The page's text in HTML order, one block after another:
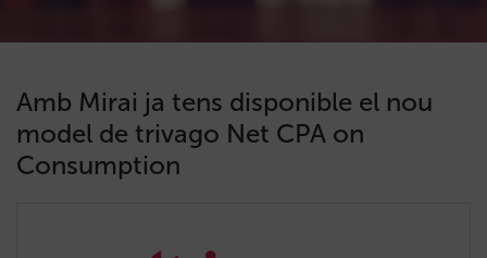
Amb Mirai ja tens disponible el nou
model de trivago Net CPA on
Consumption